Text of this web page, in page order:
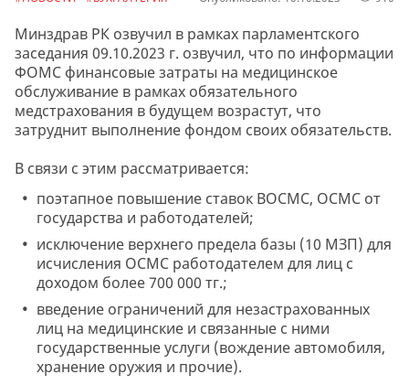
Минздрав РК озвучил в рамках парламентского
заседания 09.10.2023 г. озвучил, что по информации
ФОМС финансовые затраты на медицинское
обслуживание в рамках обязательного
медстрахования в будущем возрастут, что
затруднит выполнение фондом своих обязательств.
В связи с этим рассматривается:
поэтапное повышение ставок ВОСМС, ОСМС от
государства и работодателей;
исключение верхнего предела базы (10 МЗП) для
исчисления ОСМС работодателем для лиц с
доходом более 700 000 тг.;
введение ограничений для незастрахованных
лиц на медицинские и связанные с ними
государственные услуги (вождение автомобиля,
хранение оружия и прочие).